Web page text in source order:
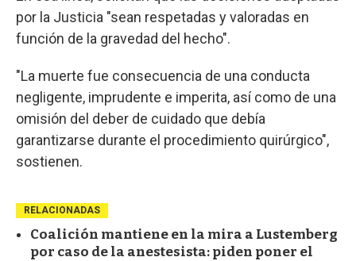
por la Justicia "sean respetadas y valoradas en
función de la gravedad del hecho".
"La muerte fue consecuencia de una conducta
negligente, imprudente e imperita, así como de una
omisión del deber de cuidado que debía
garantizarse durante el procedimiento quirúrgico",
sostienen.
RELACIONADAS
Coalición mantiene en la mira a Lustemberg
por caso de la anestesista: piden poner el